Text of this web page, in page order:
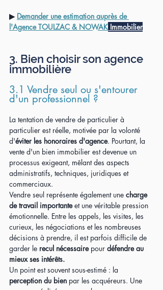
▶ Demander une estimation auprès de
l'Agence TOULZAC & NOWAK Immobilier
3. Bien choisir son agence
immobilière
3.1 Vendre seul ou s'entourer
d'un professionnel ?
La tentation de vendre de particulier à
particulier est réelle, motivée par la volonté
d'éviter les honoraires d'agence. Pourtant, la
vente d'un bien immobilier est devenue un
processus exigeant, mêlant des aspects
administratifs, techniques, juridiques et
commerciaux.
Vendre seul représente également une charge
de travail importante et une véritable pression
émotionnelle. Entre les appels, les visites, les
curieux, les négociations et les nombreuses
décisions à prendre, il est parfois difficile de
garder le recul nécessaire pour défendre au
mieux ses intérêts.
Un point est souvent sous-estimé : la
perception du bien par les acquéreurs. Une